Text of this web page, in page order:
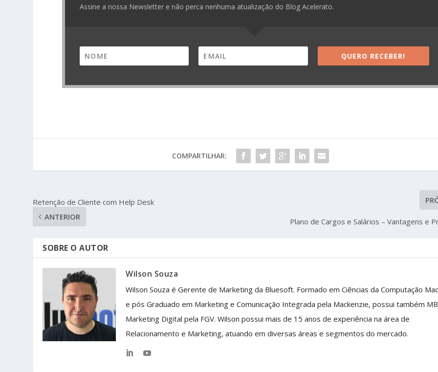
Assine a nossa Newsletter e não perca nenhuma atualização do Blog Acelerato.
QUERO RECEBER!
COMPARTILHAR:
Retenção de Cliente com Help Desk
ANTERIOR
Plano de Cargos e Salários – Vantagens e
SOBRE O AUTOR
Wilson Souza
Wilson Souza é Gerente de Marketing da Bluesoft. Formado em Ciências da Computação
e pós Graduado em Marketing e Comunicação Integrada pela Mackenzie, possui também
Marketing Digital pela FGV. Wilson possui mais de 15 anos de experiência na área de
Relacionamento e Marketing, atuando em diversas áreas e segmentos do mercado.